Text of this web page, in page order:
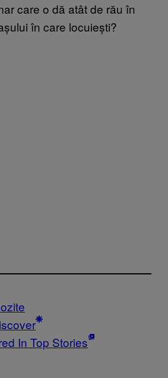
care o dă atât de rău în
în care locuiești?
In Top Stories